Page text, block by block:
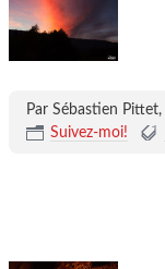
Par Sébastien Pittet,
Suivez-moi!